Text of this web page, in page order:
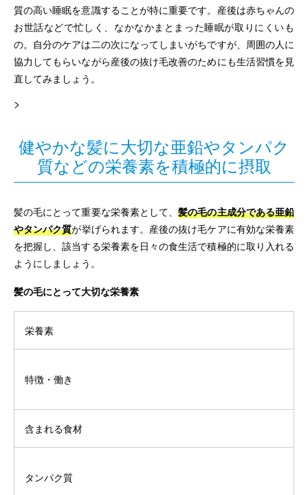
質の高い睡眠を意識することが特に重要です。産後は赤ちゃんの
お世話などで忙しく、なかなかまとまった睡眠が取りにくいも
の。自分のケアは二の次になってしまいがちですが、周囲の人に
協力してもらいながら産後の抜け毛改善のためにも生活習慣を見
直してみましょう。
>
健やかな髪に大切な亜鉛やタンパク
質などの栄養素を積極的に摂取
髪の毛にとって重要な栄養素として、髪の毛の主成分である亜鉛
やタンパク質が挙げられます。産後の抜け毛ケアに有効な栄養素
を把握し、該当する栄養素を日々の食生活で積極的に取り入れる
ようにしましょう。
髪の毛にとって大切な栄養素
栄養素
特徴・働き
含まれる食材
タンパク質